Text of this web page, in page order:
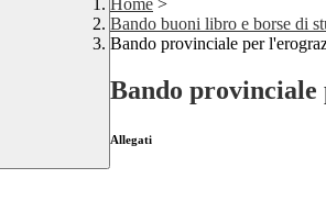
Home >
Bando buoni libro e borse di
Bando provinciale per
Bando
Allegati